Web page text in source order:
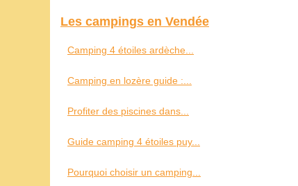
Les campings en Vendée
Camping 4 étoiles ardèche...
Camping en lozère guide :...
Profiter des piscines dans...
Guide camping 4 étoiles puy...
Pourquoi choisir un camping...